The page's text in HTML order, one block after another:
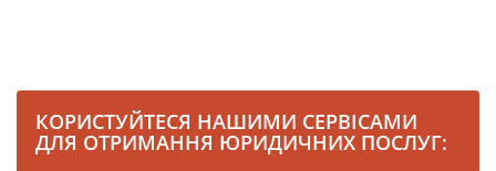
КОРИСТУЙТЕСЯ НАШИМИ СЕРВІСАМИ
ДЛЯ ОТРИМАННЯ ЮРИДИЧНИХ ПОСЛУГ: